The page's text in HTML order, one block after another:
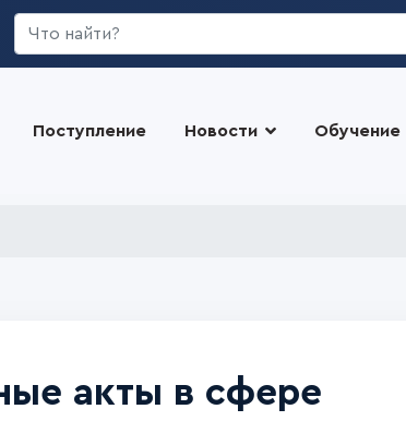
Искать...
Поступление Новости Обучение
акты в сфере